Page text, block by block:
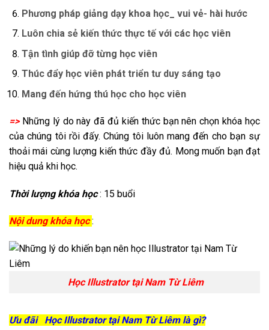
Phương pháp giảng dạy khoa học_ vui vẻ- hài hước
Luôn chia sẻ kiến thức thực tế với các học viên
Tận tình giúp đỡ từng học viên
Thúc đẩy học viên phát triển tư duy sáng tạo
Mang đến hứng thú học cho học viên
=>Những lý do này đã đủ kiến thức bạn nên chọn khóa học
của chúng tôi rồi đấy. Chúng tôi luôn mang đến cho bạn sự
thoải mái cùng lượng kiến thức đầy đủ. Mong muốn bạn đạt
hiệu quả khi học.
Thời lượng khóa học: 15 buổi
Nội dung khóa học:
Học Illustrator tại Nam Từ Liêm
Ưu đãi Học Illustrator tại Nam Từ Liêm là gì?